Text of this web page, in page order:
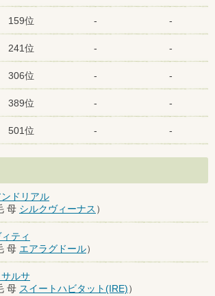
159位 - -
241位 - -
306位 - -
389位 - -
501位 - -
ドリアル
母 シルクヴィーナス ）
ティ
母 エアラグドール）
ルサ
母 スイートハビタット(IRE)）